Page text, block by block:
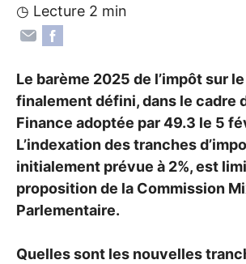
◷ Lecture 2 min
Le barème 2025 de l’impôt sur
finalement défini, dans le cadre
Finance adoptée par 49.3 le 5
L’indexation des tranches
initialement prévue à 2%, est
proposition de la Commission
Parlementaire.
Quelles sont les nouvelles